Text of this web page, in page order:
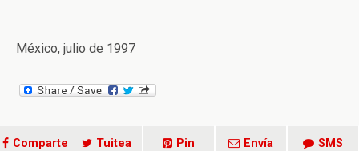
México, julio de 1997
Comparte Tuitea Pin Envía SMS